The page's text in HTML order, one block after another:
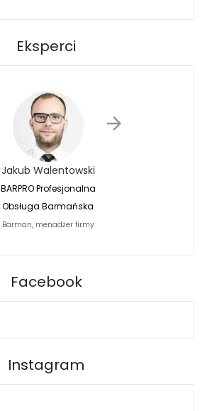
Eksperci
Jakub Walentowski
BARPRO Profesjonalna
Obsługa Barmańska
Barman, menadżer firmy
Facebook
Instagram